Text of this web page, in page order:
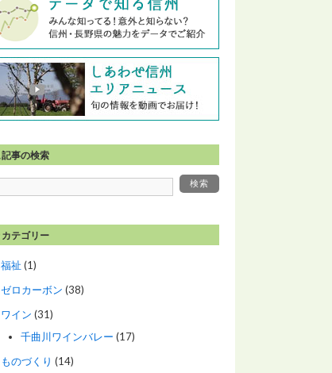
記事の検索
カテゴリー
福祉 (1)
ゼロカーボン (38)
ワイン (31)
千曲川ワインバレー (17)
ものづくり (14)